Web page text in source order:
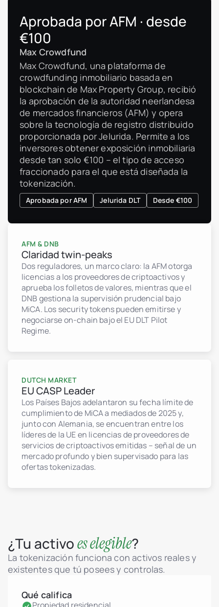
Aprobada por AFM · desde
€100
Max Crowdfund
Max Crowdfund, una plataforma de
crowdfunding inmobiliario basada en
blockchain de Max Property Group, recibió
la aprobación de la autoridad neerlandesa
de mercados financieros (AFM) y opera
sobre la tecnología de registro distribuido
proporcionada por Jelurida. Permite a los
inversores obtener exposición inmobiliaria
desde tan solo €100 – el tipo de acceso
fraccionado para el que está diseñada la
tokenización.
Aprobada por AFM Jelurida DLT Desde €100
AFM & DNB
Claridad twin-peaks
Dos reguladores, un marco claro: la AFM otorga
licencias a los proveedores de criptoactivos y
aprueba los folletos de valores, mientras que el
DNB gestiona la supervisión prudencial bajo
MiCA. Los security tokens pueden emitirse y
negociarse on-chain bajo el EU DLT Pilot
Regime.
DUTCH MARKET
EU CASP Leader
Los Países Bajos adelantaron su fecha límite de
cumplimiento de MiCA a mediados de 2025 y,
junto con Alemania, se encuentran entre los
líderes de la UE en licencias de proveedores de
servicios de criptoactivos emitidas – señal de un
mercado profundo y bien supervisado para las
ofertas tokenizadas.
¿Tu activoes elegible?
La tokenización funciona con activos reales y
existentes que tú posees y controlas.
Qué califica